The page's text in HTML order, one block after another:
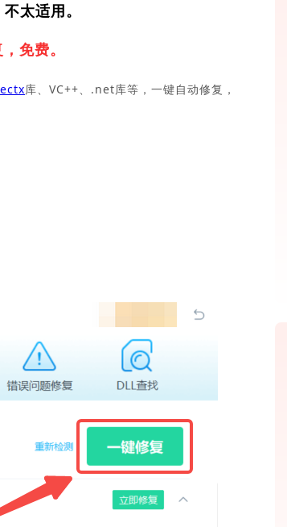
太适用。
免费。
库、VC++、.net库等，一键自动修复，